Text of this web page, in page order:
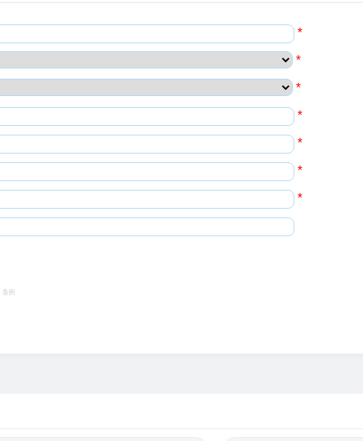
*
*
*
*
*
*
*
条例